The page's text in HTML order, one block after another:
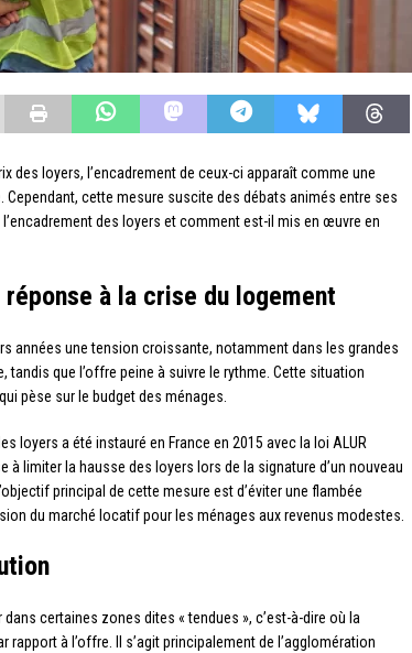
des loyers, l’encadrement de ceux-ci apparaît comme une
cette mesure suscite des débats animés entre ses
des loyers et comment est-il mis en œuvre en
à la crise du logement
années une tension croissante, notamment dans les grandes
que l’offre peine à suivre le rythme. Cette situation
pèse sur le budget des ménages.
loyers a été instauré en France en 2015 avec la loi ALUR
à limiter la hausse des loyers lors de la signature d’un nouveau
principal de cette mesure est d’éviter une flambée
du marché locatif pour les ménages aux revenus modestes.
certaines zones dites « tendues », c’est-à-dire où la
à l’offre. Il s’agit principalement de l’agglomération